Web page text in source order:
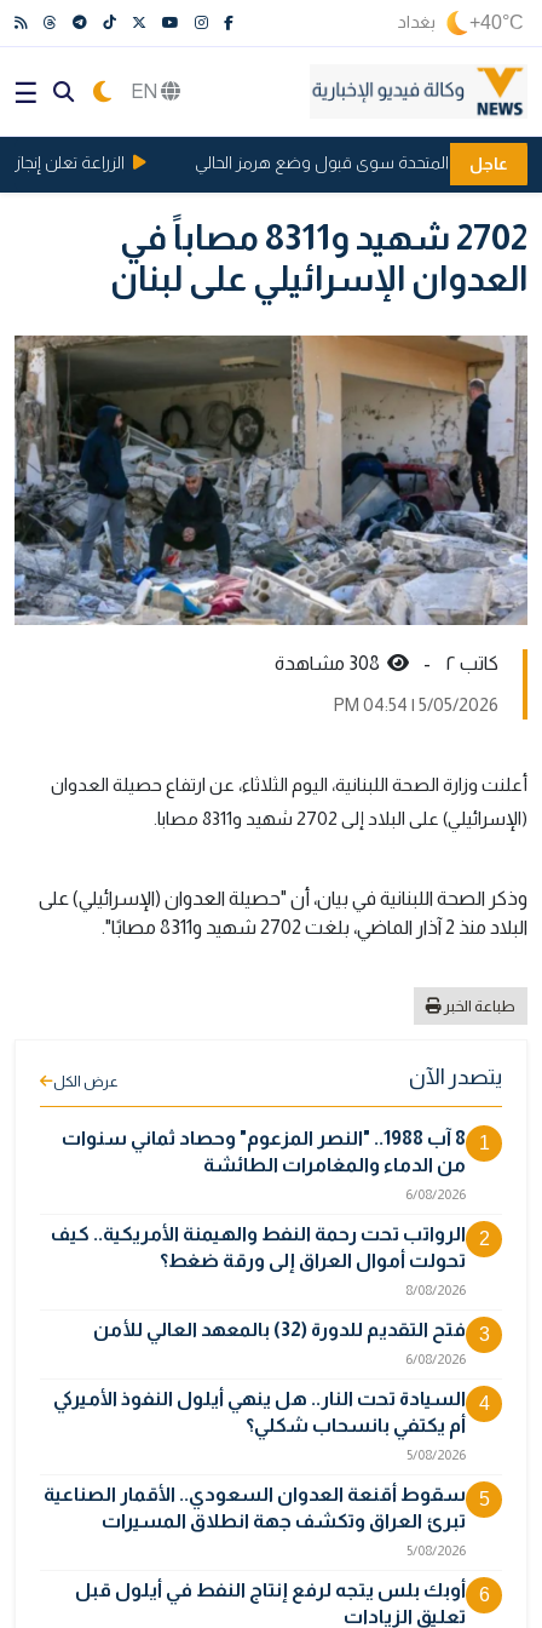
+40°C بغداد
عاجل
للولايات المتحدة سوى قبول وضع هرمز الحالي الزراعة تعلن إنجاز
2702 شهيد و8311 مصاباً في
العدوان الإسرائيلي على لبنان
کاتب ٢ -
5/05/2026 | 04:54 PM
أعلنت وزارة الصحة اللبنانية، اليوم الثلاثاء، عن ارتفاع حصيلة العدوان
(الإسرائيلي) على البلاد إلى 2702 شهيد و8311 مصابا.
وذكر الصحة اللبنانية في بيان، أن "حصيلة العدوان (الإسرائيلي) على
البلاد منذ 2 آذار الماضي، بلغت 2702 شهيد و8311 مصابًا".
طباعة الخبر
يتصدر الآن عرض الكل
1
8 آب 1988.. "النصر المزعوم" وحصاد ثماني سنوات
من الدماء والمغامرات الطائشة
6/08/2026
2
الرواتب تحت رحمة النفط والهيمنة الأمريكية.. كيف
تحولت أموال العراق إلى ورقة ضغط؟
8/08/2026
3 فتح التقديم للدورة (32) بالمعهد العالي للأمن
6/08/2026
4
السيادة تحت النار.. هل ينهي أيلول النفوذ الأميركي
أم يكتفي بانسحاب شكلي؟
5/08/2026
5
سقوط أقنعة العدوان السعودي.. الأقمار الصناعية
تبرئ العراق وتكشف جهة انطلاق المسيرات
5/08/2026
6
أوبك بلس يتجه لرفع إنتاج النفط في أيلول قبل
تعليق الزيادات